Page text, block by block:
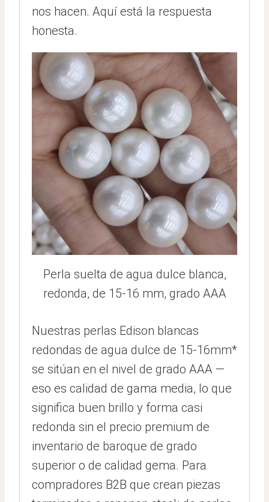
nos hacen. Aquí está la respuesta
honesta.
Perla suelta de agua dulce blanca,
redonda, de 15-16 mm, grado AAA
Nuestras perlas Edison blancas
redondas de agua dulce de 15-16mm*
se sitúan en el nivel de grado AAA —
eso es calidad de gama media, lo que
significa buen brillo y forma casi
redonda sin el precio premium de
inventario de baroque de grado
superior o de calidad gema. Para
compradores B2B que crean piezas